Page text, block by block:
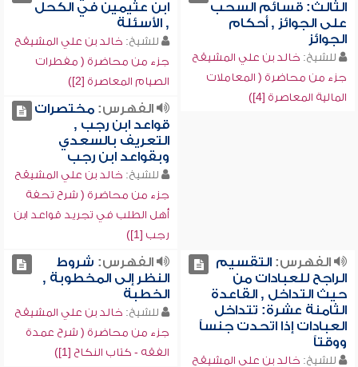
الثالث: قسائم السحب
على الجوائز , أحكام
الجوائز
للشيخ: خالد بن علي المشيقح
جزء من محاضرة ( المعاملات
المالية المعاصرة [4])
ابن عثيمين في الكحل
, الأسئلة
للشيخ: خالد بن علي المشيقح
جزء من محاضرة ( مفطرات
الصيام المعاصرة [2])
الفهرس:مختصرات
قواعد ابن رجب ,
التعريف بالسعدي
وبقواعد ابن رجب
للشيخ: خالد بن علي المشيقح
جزء من محاضرة ( شرح تحفة
أهل الطلب في تجريد قواعد ابن
رجب [1])
الفهرس:التقسيم
الراجح للعبادات من
حيث التداخل , القاعدة
الثامنة عشرة: تتداخل
العبادات إذا اتحدت جنساً
ووقتاً
للشيخ: خالد بن علي المشيقح
الفهرس: شروط
النظر إلى المخطوبة ,
الخطبة
للشيخ: خالد بن علي المشيقح
جزء من محاضرة ( شرح عمدة
الفقه - كتاب النكاح [1])